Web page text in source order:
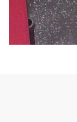
e
a
r
c